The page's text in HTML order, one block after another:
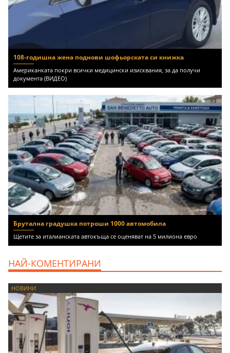
108-годишна жена поднови шофьорската си книжка
Американката покри всички медицински изисквания, за да получи
документа (ВИДЕО)
Брутална градушка потроши 1000 автомобила
Щетите за италианската автокъща се оценяват на 5 милиона евро
НАЙ-КОМЕНТИРАНИ
НОВИНИ